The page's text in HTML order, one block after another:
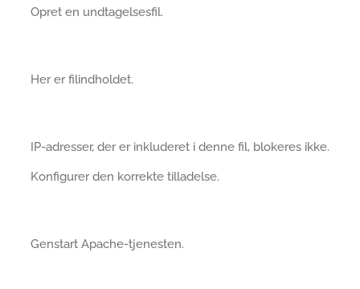
Opret en undtagelsesfil.
Her er filindholdet.
IP-adresser, der er inkluderet i denne fil, blokeres ikke.
Konfigurer den korrekte tilladelse.
Genstart Apache-tjenesten.